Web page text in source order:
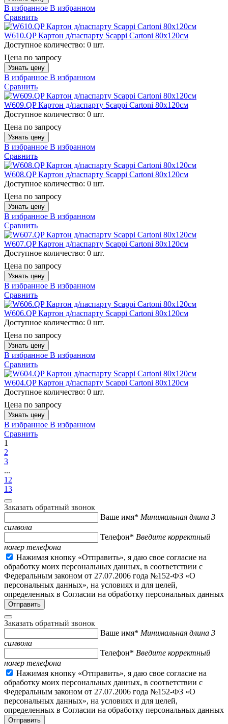
В избранное В избранном
Сравнить
W610.QP Картон д/паспарту Scappi Cartoni 80х120см
Доступное количество: 0 шт.
Цена по запросу
Узнать цену
В избранное В избранном
Сравнить
W609.QP Картон д/паспарту Scappi Cartoni 80х120см
Доступное количество: 0 шт.
Цена по запросу
Узнать цену
В избранное В избранном
Сравнить
W608.QP Картон д/паспарту Scappi Cartoni 80х120см
Доступное количество: 0 шт.
Цена по запросу
Узнать цену
В избранное В избранном
Сравнить
W607.QP Картон д/паспарту Scappi Cartoni 80х120см
Доступное количество: 0 шт.
Цена по запросу
Узнать цену
В избранное В избранном
Сравнить
W606.QP Картон д/паспарту Scappi Cartoni 80х120см
Доступное количество: 0 шт.
Цена по запросу
Узнать цену
В избранное В избранном
Сравнить
W604.QP Картон д/паспарту Scappi Cartoni 80х120см
Доступное количество: 0 шт.
Цена по запросу
Узнать цену
В избранное В избранном
Сравнить
1
2
3
...
12
13
Заказать обратный звонок
Ваше имя* Минимальная длина 3
символа
Телефон* Введите корректный
номер телефона
Нажимая кнопку «Отправить», я даю свое согласие на
обработку моих персональных данных, в соответствии с
Федеральным законом от 27.07.2006 года №152-ФЗ «О
персональных данных», на условиях и для целей,
определенных в Согласии на обработку персональных данных
Заказать обратный звонок
Ваше имя* Минимальная длина 3
символа
Телефон* Введите корректный
номер телефона
Нажимая кнопку «Отправить», я даю свое согласие на
обработку моих персональных данных, в соответствии с
Федеральным законом от 27.07.2006 года №152-ФЗ «О
персональных данных», на условиях и для целей,
определенных в Согласии на обработку персональных данных